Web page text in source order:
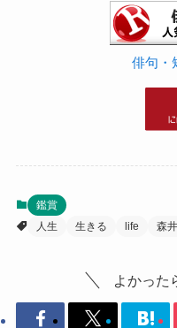
俳句・
鑑賞
人生
生きる life 森
よかった